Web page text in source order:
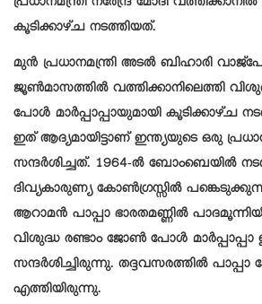
പ്രധാനമന്ത്രി നരേന്ദ്ര മോദി
കൂടിക്കാഴ്ച നടത്തിയത്.
മുൻ പ്രധാനമന്ത്രി അടൽ ബിഹാരി
ജൂൺമാസത്തിൽ വത്തിക്കാനിലെത്തി
പോൾ മാർപ്പാപ്പായുമായി കൂടിക്കാഴ്ച
ഇത് ആദ്യമായിട്ടാണ് ഇന്ത്യയുടെ ഒരു
സന്ദർശിച്ചത്. 1964-ൽ ബോംബെയിൽ
ദിവ്യകാരുണ്യ കോൺഗ്രസ്സിൽ
ആറാമൻ പാപ്പാ ഭാരതമണ്ണിൽ
വിശുദ്ധ രണ്ടാം ജോൺ പോൾ മാർപ്പാപ്പാ
സന്ദർശിച്ചിരുന്നു. തദ്ദവസരത്തിൽ പാപ്പാ
എത്തിയിരുന്നു.